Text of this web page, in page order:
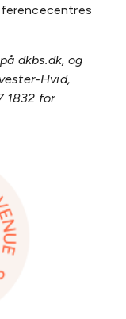
dkbs.dk, og
Hvid,
1832 for